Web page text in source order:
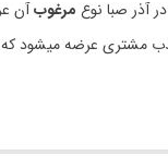
آذر صبا نوع مرغوبآن
مشتری عرضه میشود که